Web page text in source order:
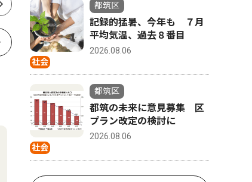
社会
都筑区
記録的猛暑、今年も ７月
平均気温、過去８番目
2026.08.06
社会
都筑区
都筑の未来に意見募集 区
プラン改定の検討に
2026.08.06